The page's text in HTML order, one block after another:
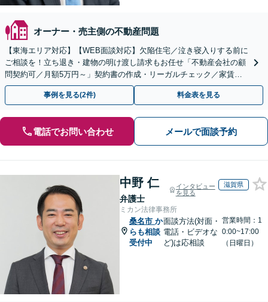
オーナー・売主側の不動産問題
【東海エリア対応】【WEB面談対応】欠陥住宅／泣き寝入りする前に
ご相談を！立ち退き・建物の明け渡し請求もお任せ「不動産会社の顧
問契約可／月額5万円～」契約書の作成・リーガルチェック／家賃の
未払い対応／立退料の増額対応など【休日・夜間相談可】
事例を見る(2件) 料金表を見る
電話でお問い合わせ メールで面談予約
中野 仁
弁護士
インタビュー
を見る
滋賀県
ミカン法律事務所
桑名市 か
らも相談
受付中
面談方法(対面・
電話・ビデオな
ど)は応相談
営業時間：1
0:00~17:00
（日曜日）